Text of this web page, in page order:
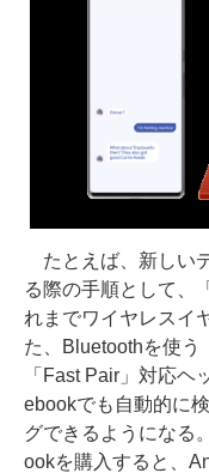
たとえば、新しい
る際の手順として、
れまでワイヤレスイ
た、Bluetoothを使う
「Fast Pair」対応
ebookでも自動的に
グできるようになる
ookを購入すると、